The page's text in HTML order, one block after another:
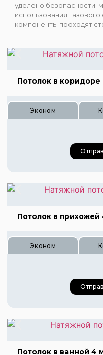
уделено безопасности:
использования
компоненты проходят
Потолок в коридоре
Эконом
Потолок в прихожей
Эконом
Цена 160 руб.
Цена 320 руб.
Потолок в ванной 4